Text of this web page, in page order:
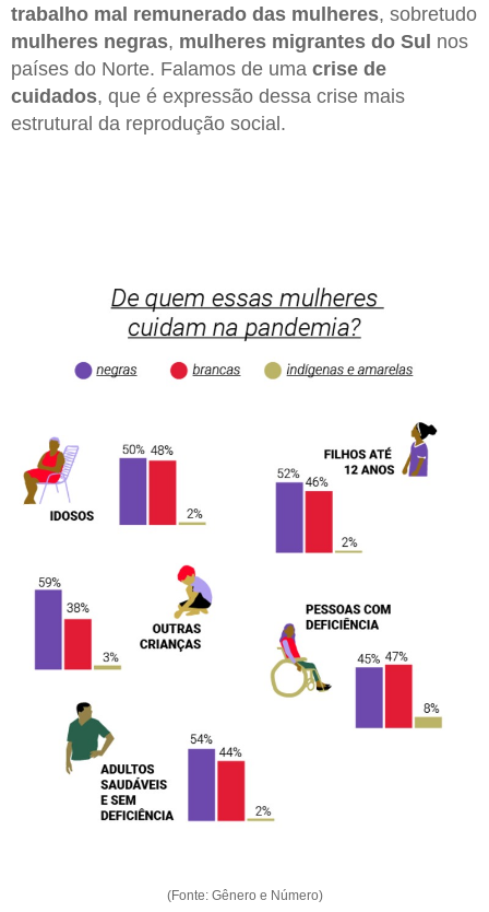
trabalho mal remunerado das mulheres, sobretudo
mulheres negras, mulheres migrantes do Sul nos
países do Norte. Falamos de uma crise de
cuidados, que é expressão dessa crise mais
estrutural da reprodução social.
(Fonte: Gênero e Número)